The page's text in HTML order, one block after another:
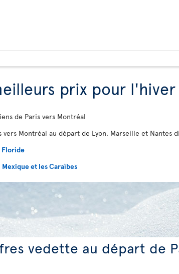
prix pour l'hiver
de Paris vers Montréal
vers Montréal au départ de Lyon, Marseille et Nantes
Floride
Mexique et les Caraïbes
vedette au départ de